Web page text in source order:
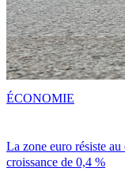
La zone euro résiste
croissance de 0,4 %
ÉCONOMIE